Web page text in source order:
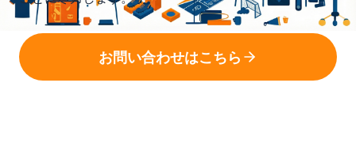
お問い合わせはこちら